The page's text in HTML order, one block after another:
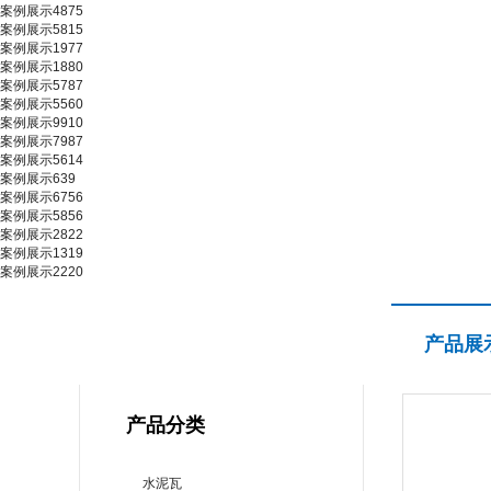
案例展示4875
案例展示5815
案例展示1977
案例展示1880
案例展示5787
案例展示5560
案例展示9910
案例展示7987
案例展示5614
案例展示639
案例展示6756
案例展示5856
案例展示2822
案例展示1319
案例展示2220
产品分类
水泥瓦
产品展